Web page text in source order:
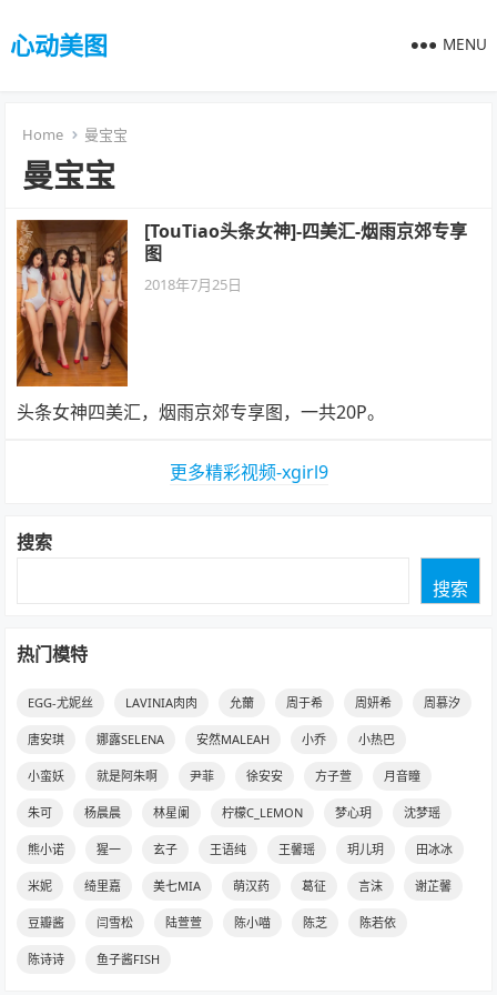
心动美图 MENU
Home 曼宝宝
曼宝宝
[TouTiao头条女神]-四美汇-烟雨京郊专享
图
2018年7月25日
头条女神四美汇，烟雨京郊专享图，一共20P。
更多精彩视频-xgirl9
搜索
搜索
热门模特
EGG-尤妮丝 LAVINIA肉肉 允薾 周于希 周妍希 周慕汐
唐安琪 娜露SELENA 安然MALEAH 小乔 小热巴
小蛮妖 就是阿朱啊 尹菲 徐安安 方子萱 月音瞳
朱可 杨晨晨 林星阑 柠檬C_LEMON 梦心玥 沈梦瑶
熊小诺 猩一 玄子 王语纯 王馨瑶 玥儿玥 田冰冰
米妮 绮里嘉 美七MIA 萌汉药 葛征 言沫 谢芷馨
豆瓣酱 闫雪松 陆萱萱 陈小喵 陈芝 陈若依
陈诗诗 鱼子酱FISH